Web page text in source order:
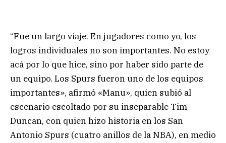
“Fue un largo viaje. En jugadores como yo, los
logros individuales no son importantes. No estoy
acá por lo que hice, sino por haber sido parte de
un equipo. Los Spurs fueron uno de los equipos
importantes», afirmó «Manu», quien subió al
escenario escoltado por su inseparable Tim
Duncan, con quien hizo historia en los San
Antonio Spurs (cuatro anillos de la NBA), en medio